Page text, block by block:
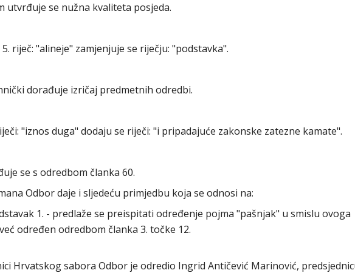
utvrđuje se nužna kvaliteta posjeda.
riječ: "alineje" zamjenjuje se riječju: "podstavka".
dorađuje izričaj predmetnih odredbi.
"iznos duga" dodaju se riječi: "i pripadajuće zakonske zatezne kamate".
se s odredbom članka 60.
Odbor daje i sljedeću primjedbu koja se odnosi na:
1. - predlaže se preispitati određenje pojma "pašnjak" u smislu ovoga
određen odredbom članka 3. točke 12.
Hrvatskog sabora Odbor je odredio Ingrid Antičević Marinović,